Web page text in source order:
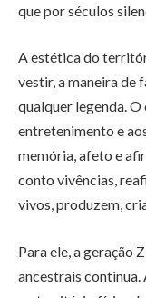
que por séculos
A estética do
vestir, a maneira de
qualquer legenda.
entretenimento e
memória, afeto e
conto vivências,
vivos, produzem,
Para ele, a geração
ancestrais continua.